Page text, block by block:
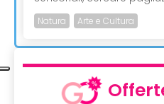
Natura Arte e Cultura